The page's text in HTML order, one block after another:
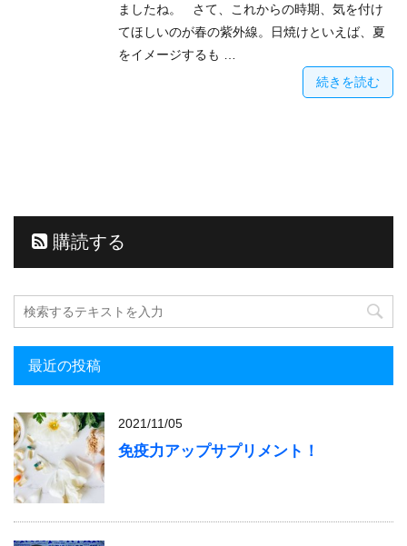
ましたね。 さて、これからの時期、気を付け
てほしいのが春の紫外線。日焼けといえば、夏
をイメージするも …
続きを読む
購読する
最近の投稿
2021/11/05
免疫力アップサプリメント！